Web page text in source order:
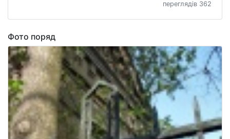
переглядів 362
Фото поряд